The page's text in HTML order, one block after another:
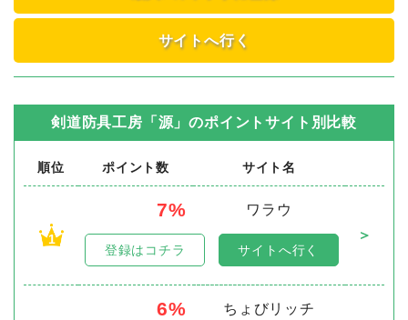
サイトへ行く
剣道防具工房「源」のポイントサイト別比較
順位 ポイント数 サイト名
1
7%
ワラウ
＞
登録はコチラ サイトへ行く
6%
ちょびリッチ